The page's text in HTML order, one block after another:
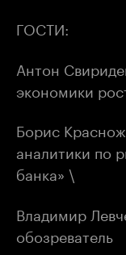
ГОСТИ:
Антон
экономики
Борис
аналитики по
банка» \
Владимир
обозреватель